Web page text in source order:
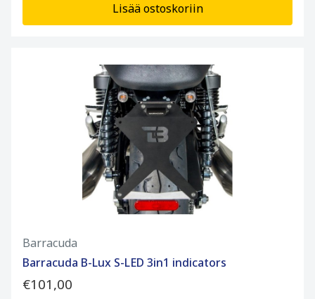
Lisää ostoskoriin
Barracuda
Barracuda B-Lux S-LED 3in1 indicators
€101,00